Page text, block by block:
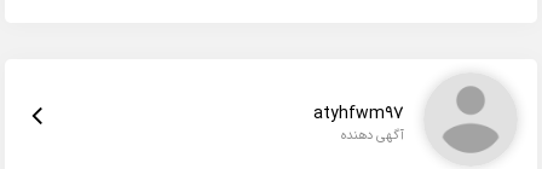
atyhfwm97
آگهی دهنده